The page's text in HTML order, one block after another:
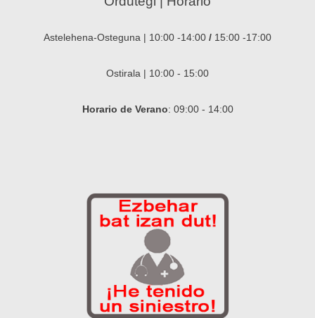
Astelehena-Osteguna | 10:00 -14:00 / 15:00 -17:00
Ostirala | 10:00 - 15:00
Horario de Verano: 09:00 - 14:00